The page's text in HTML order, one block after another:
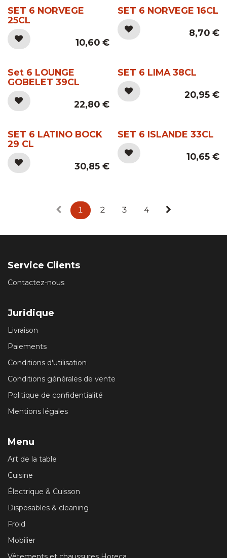
SET 6 NORVEGE
25CL
10,60€
SET 6 NORVEGE 16CL
8,70€
Set 6 LOUNGE
GOBELET 39CL
22,80€
SET 6 LIMA 38CL
20,95€
SET 6 LATINO BOCK
29 CL
30,85€
SET 6 ISLANDE 33CL
10,65€
1 2 3 4
Service Clients
Contactez-nous
Juridique
Livraison
Paiements
Conditions d'utilisation
Conditions générales de vente
Politique de confidentialité
Mentions légales
Menu
Art de la table
Cuisine
Électrique & Cuisson
Disposables & cleaning
Froid
Mobilier